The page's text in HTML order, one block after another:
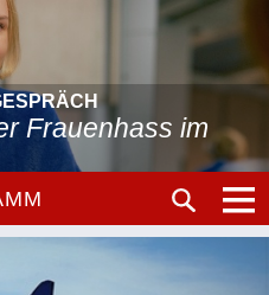
Frauenhass im